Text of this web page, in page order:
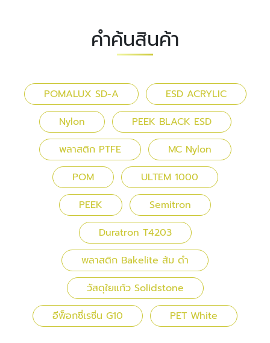
คำค้นสินค้า
POMALUX SD-A
ESD ACRYLIC
Nylon
PEEK BLACK ESD
พลาสติก PTFE
MC Nylon
POM
ULTEM 1000
PEEK
Semitron
Duratron T4203
พลาสติก Bakelite ส้ม ดำ
วัสดุใยแก้ว Solidstone
อีพ็อกซี่เรซิ่น G10
PET White